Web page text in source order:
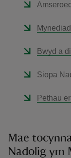
Bwyd a
Siopa
Pethau
Mae
Nadolig ym